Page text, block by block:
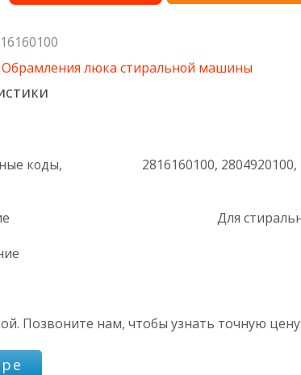
Обрамления люка стиральной машины
коды,
2816160100,
Для
Позвоните нам, чтобы узнать точную